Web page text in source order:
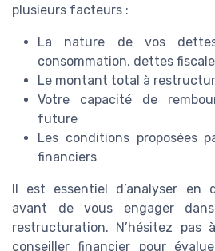
plusieurs facteurs :
La nature de vos
consommation, dettes
Le montant total à
Votre capacité de
future
Les conditions proposées
financiers
Il est essentiel d’analyser
avant de vous engager
restructuration. N’hésitez pas
conseiller financier pour